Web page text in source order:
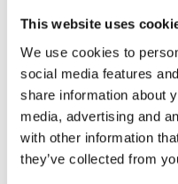
This website uses
We use cookies to
social media features
share information about
media, advertising and
with other information
they’ve collected from
Thermische
von
Reduzieren Sie den
Entgaser und die